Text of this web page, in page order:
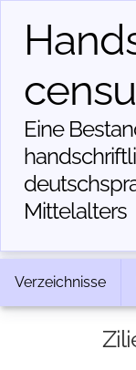
Eine
Mittelalters
Verzeichnisse